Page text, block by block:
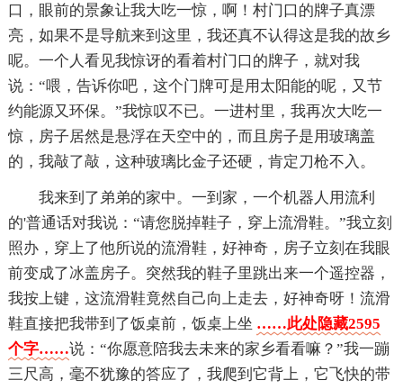
口，眼前的景象让我大吃一惊，啊！村门口的牌子真漂
亮，如果不是导航来到这里，我还真不认得这是我的故乡
呢。一个人看见我惊讶的看着村门口的牌子，就对我
说：“喂，告诉你吧，这个门牌可是用太阳能的呢，又节
约能源又环保。”我惊叹不已。一进村里，我再次大吃一
惊，房子居然是悬浮在天空中的，而且房子是用玻璃盖
的，我敲了敲，这种玻璃比金子还硬，肯定刀枪不入。
我来到了弟弟的家中。一到家，一个机器人用流利
的'普通话对我说：“请您脱掉鞋子，穿上流滑鞋。”我立刻
照办，穿上了他所说的流滑鞋，好神奇，房子立刻在我眼
前变成了冰盖房子。突然我的鞋子里跳出来一个遥控器，
我按上键，这流滑鞋竟然自己向上走去，好神奇呀！流滑
鞋直接把我带到了饭桌前，饭桌上坐 ……此处隐藏2595
个字……说：“你愿意陪我去未来的家乡看看嘛？”我一蹦
三尺高，毫不犹豫的答应了，我爬到它背上，它飞快的带